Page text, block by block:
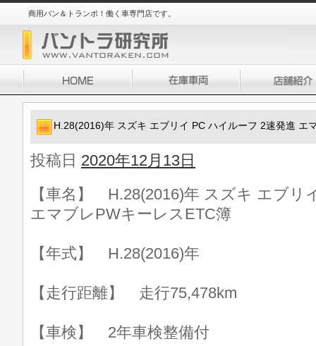
商用バン＆トランポ！働く車専門店です。
H.28(2016)年 スズキ エブリイ PC ハイルーフ 2速発進 エ
投稿日 2020年12月13日
【車名】 H.28(2016)年 スズキ エブリ
エマブレPWキーレスETC簿
【年式】 H.28(2016)年
【走行距離】 走行75,478km
【車検】 2年車検整備付